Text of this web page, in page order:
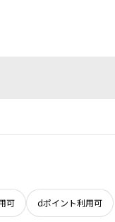
可 dポイント利用可